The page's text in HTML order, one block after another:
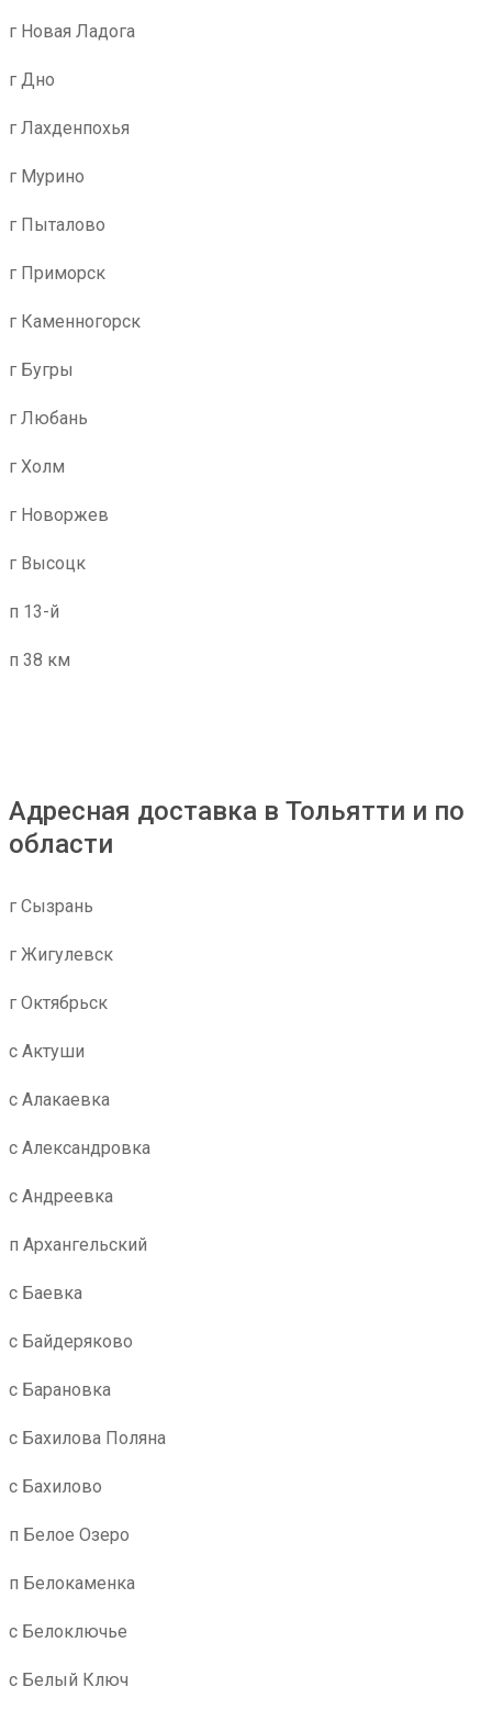
г Новая Ладога
г Дно
г Лахденпохья
г Мурино
г Пыталово
г Приморск
г Каменногорск
г Бугры
г Любань
г Холм
г Новоржев
г Высоцк
п 13-й
п 38 км
Адресная доставка в Тольятти и по
области
г Сызрань
г Жигулевск
г Октябрьск
с Актуши
с Алакаевка
с Александровка
с Андреевка
п Архангельский
с Баевка
с Байдеряково
с Барановка
с Бахилова Поляна
с Бахилово
п Белое Озеро
п Белокаменка
с Белоключье
с Белый Ключ